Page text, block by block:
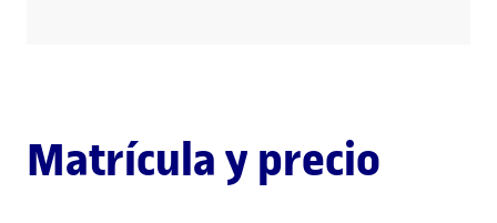
Matrícula y precio